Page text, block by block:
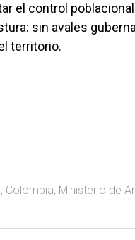
el control
sin avales
territorio.
, Colombia, Ministerio de